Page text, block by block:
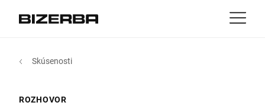
MyBizerba
ROZHOVOR
Skúsenosti